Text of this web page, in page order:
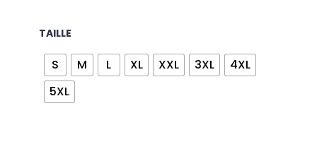
TAILLE
S M L XL XXL 3XL
4XL
5XL